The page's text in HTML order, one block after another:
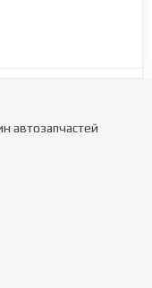
автозапчастей